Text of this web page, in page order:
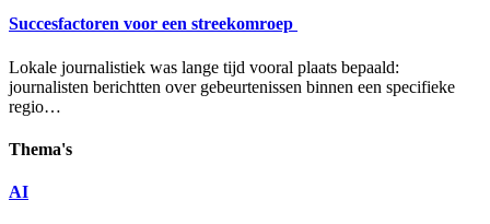
Succesfactoren voor een streekomroep
Lokale journalistiek was lange tijd vooral plaats bepaald:
journalisten berichtten over gebeurtenissen binnen een specifieke
regio…
Thema's
AI